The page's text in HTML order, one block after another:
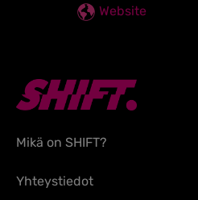
Website
Mikä on SHIFT?
Yhteystiedot